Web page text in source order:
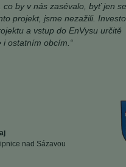
co by v nás zasévalo, byť jen
projekt, jsme nezažili.
a vstup do EnVysu určitě
i ostatním obcím.“
nad Sázavou